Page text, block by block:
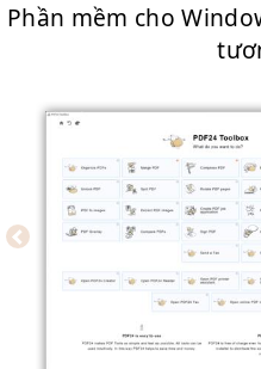
Phần mềm cho